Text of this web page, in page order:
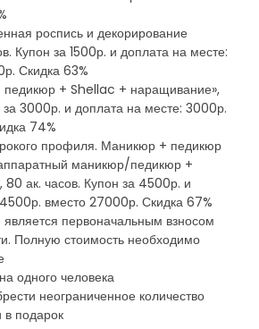
роспись и декорирование
Купон за 1500р. и доплата на месте:
Скидка 63%
+ Shellac + наращивание»,
за 3000р. и доплата на месте: 3000р.
74%
профиля. Маникюр + педикюр
маникюр/педикюр +
80 ак. часов. Купон за 4500р. и
вместо 27000р. Скидка 67%
первоначальным взносом
Полную стоимость необходимо
одного человека
неограниченное количество
в подарок